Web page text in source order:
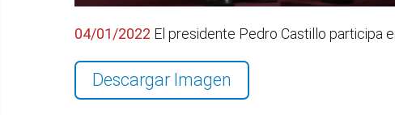
04/01/2022 El presidente Pedro Castillo participa
Descargar Imagen